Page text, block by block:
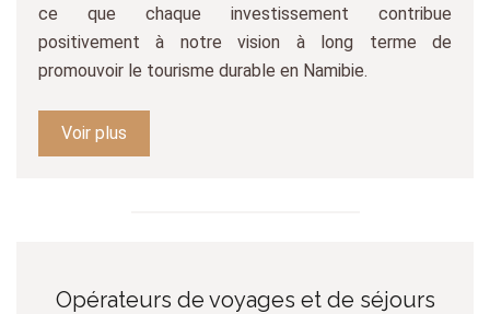
ce que chaque investissement contribue
positivement à notre vision à long terme de
promouvoir le tourisme durable en Namibie.
Voir plus
Opérateurs de voyages et de séjours